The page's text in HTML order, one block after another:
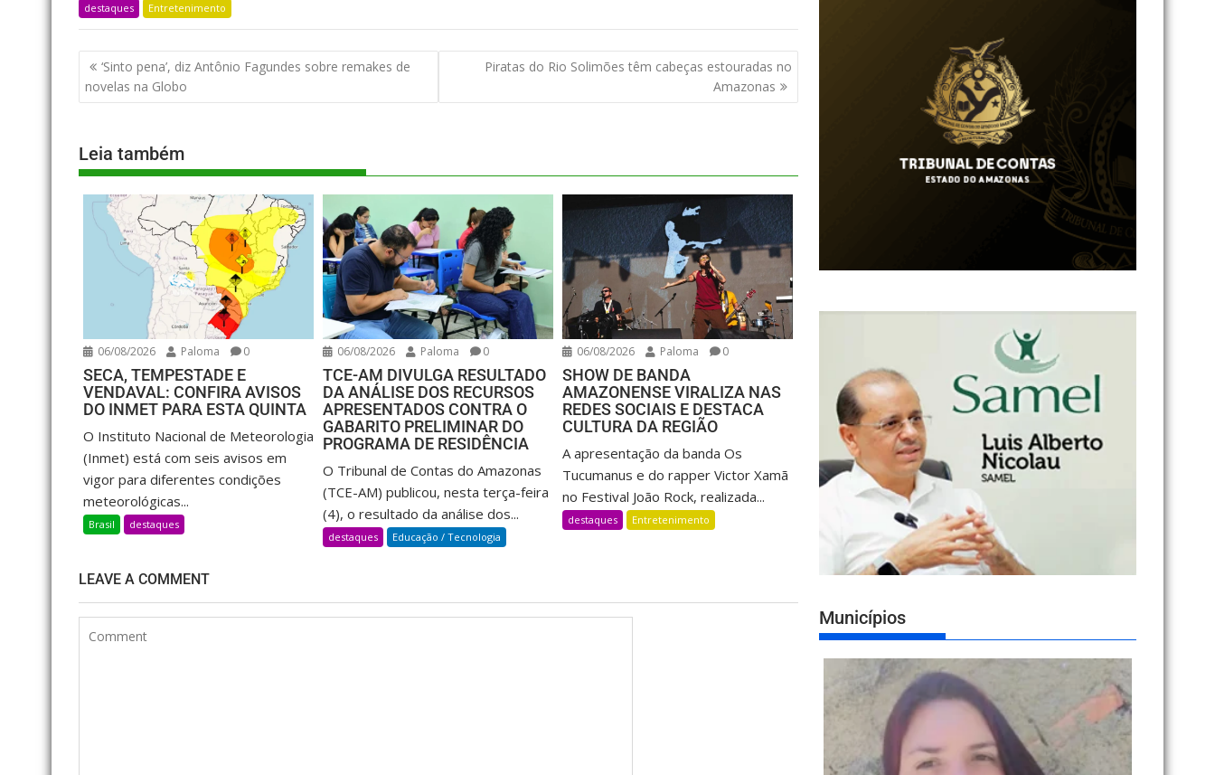
destaques Entretenimento
‘Sinto pena’, diz Antônio Fagundes sobre remakes de
novelas na Globo
Piratas do Rio Solimões têm cabeças estouradas no
Amazonas
Leia também
06/08/2026 Paloma 0
SECA, TEMPESTADE E
VENDAVAL: CONFIRA AVISOS
DO INMET PARA ESTA QUINTA
O Instituto Nacional de Meteorologia
(Inmet) está com seis avisos em
vigor para diferentes condições
meteorológicas...
Brasil destaques
06/08/2026 Paloma 0
TCE-AM DIVULGA RESULTADO
DA ANÁLISE DOS RECURSOS
APRESENTADOS CONTRA O
GABARITO PRELIMINAR DO
PROGRAMA DE RESIDÊNCIA
O Tribunal de Contas do Amazonas
(TCE-AM) publicou, nesta terça-feira
(4), o resultado da análise dos...
destaques Educação / Tecnologia
06/08/2026 Paloma 0
SHOW DE BANDA
AMAZONENSE VIRALIZA NAS
REDES SOCIAIS E DESTACA
CULTURA DA REGIÃO
A apresentação da banda Os
Tucumanus e do rapper Victor Xamã
no Festival João Rock, realizada...
destaques Entretenimento
LEAVE A COMMENT
Municípios